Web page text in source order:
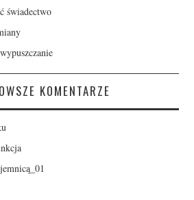
świadectwo
KOMENTARZE